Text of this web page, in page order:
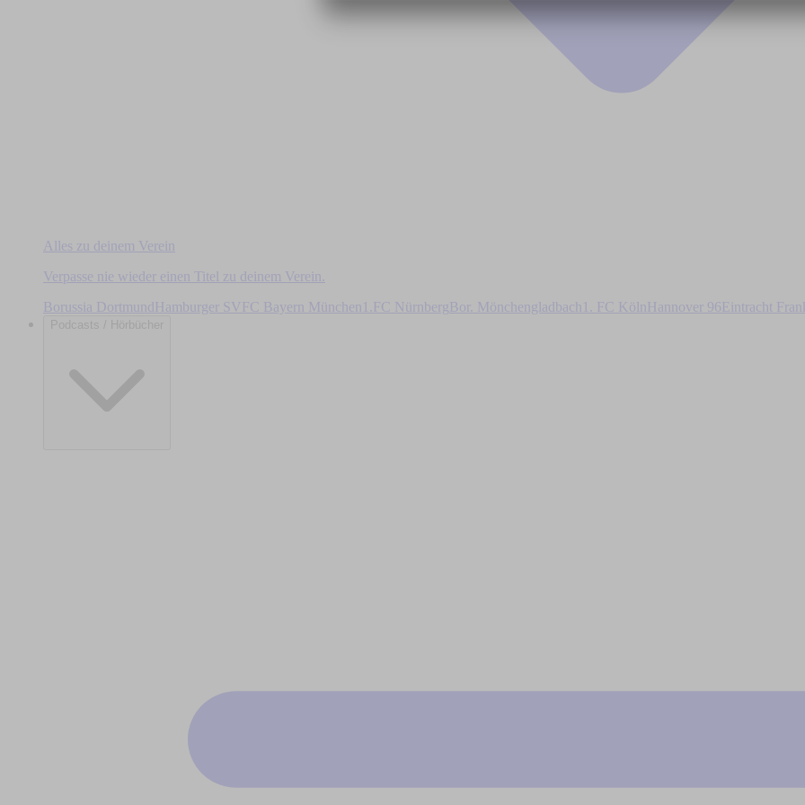
Alles zu deinem Verein
Verpasse nie wieder einen Titel zu deinem Verein.
Borussia DortmundHamburger SV FC Bayern München 1.FC Nürnberg Bor. Mönchengladbach 1. FC Köln Hannover 96Eintracht
Podcasts / Hörbücher